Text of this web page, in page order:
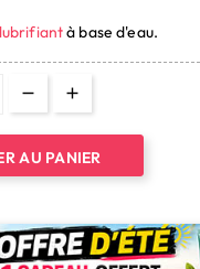
lubrifiantà base d'eau.
AU PANIER